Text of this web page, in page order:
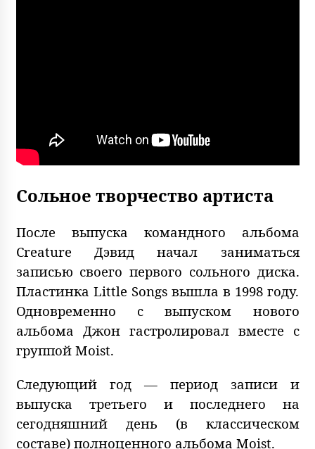
Сольное творчество артиста
После выпуска командного альбома
Creature Дэвид начал заниматься
записью своего первого сольного диска.
Пластинка Little Songs вышла в 1998 году.
Одновременно с выпуском нового
альбома Джон гастролировал вместе с
группой Moist.
Следующий год — период записи и
выпуска третьего и последнего на
сегодняшний день (в классическом
составе) полноценного альбома Moist.